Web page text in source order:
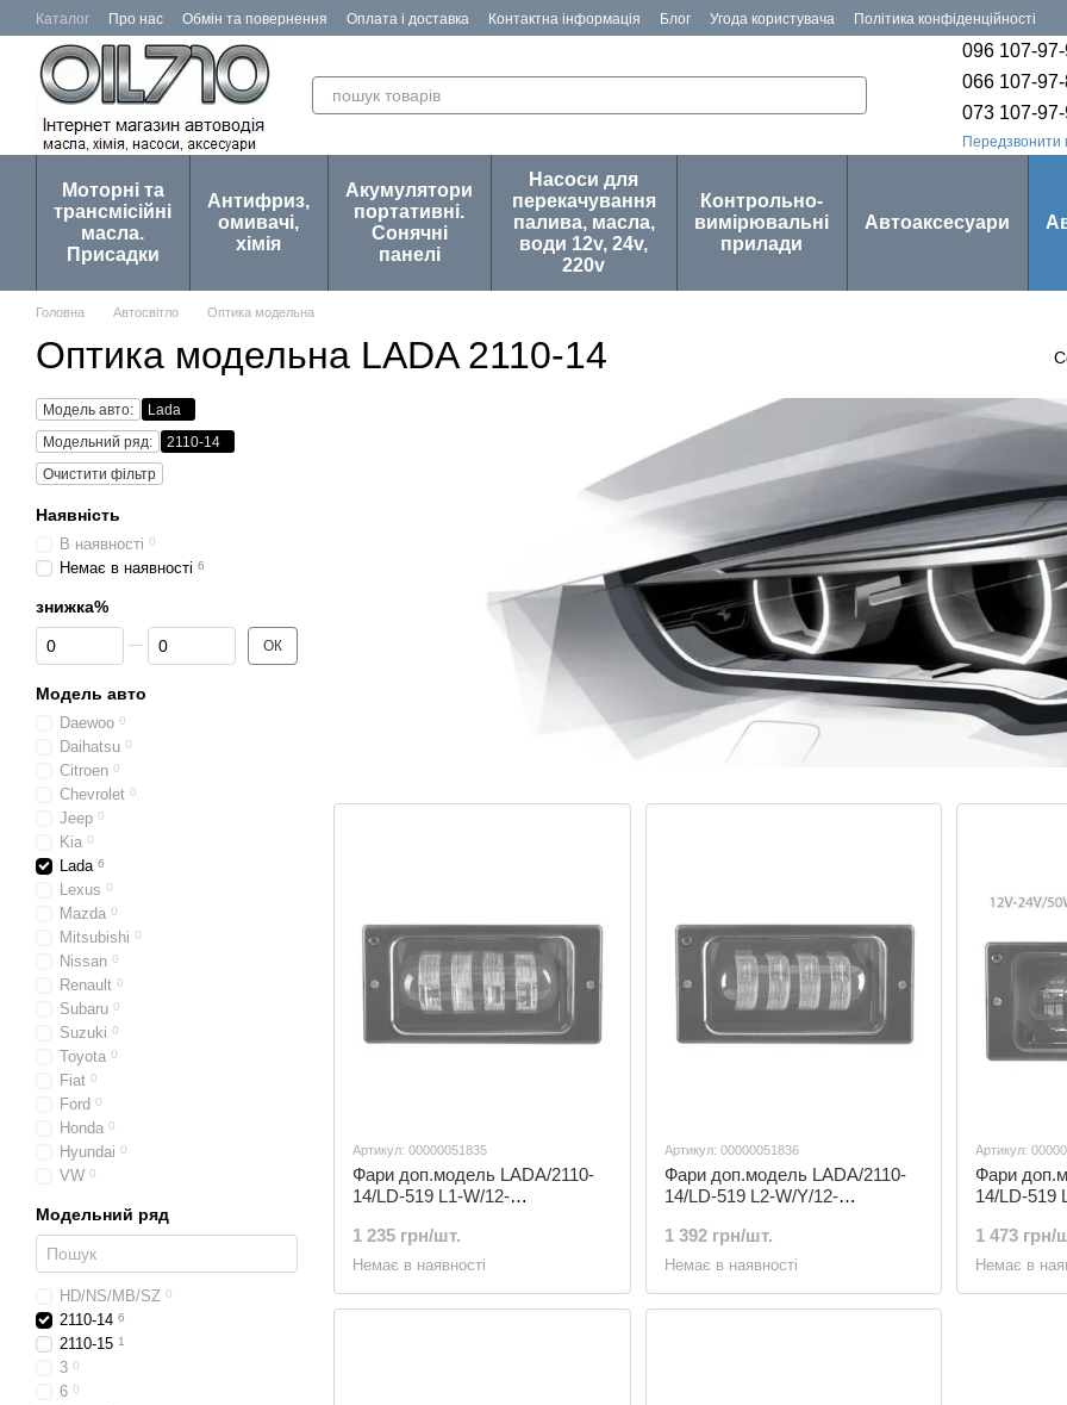
Перейти до основного контенту
Каталог Про нас Обмін та повернення Оплата і доставка Контактна інформація Блог Угода користувача
Політика конфіденційності
Відгуки про магазин
096 107-
066 107-
073 107-
Передзвонити
Моторні та
трансмісійні
масла.
Присадки
Антифриз,
омивачі,
хімія
Акумулятори
портативні.
Сонячні
панелі
Насоси для
перекачування
палива, масла,
води 12v, 24v,
220v
Контрольно-
вимірювальні
прилади
Автоаксесуари
Головна Автосвітло Оптика модельна
Оптика модельна LADA 2110-14
Артикул: 00000051835
Фари доп.модель LADA/2110-
14/LD-519 L1-W/12-
L1-W)
1 235 грн/шт.
Немає в наявності
Артикул: 00000051836
Фари доп.модель LADA/2110-
14/LD-519 L2-W/Y/12-
(LD-519 L2-W/Y)
1 392 грн/шт.
Немає в наявності
Артикул:
Фари
14/LD-519
L3-W)
1 473 грн/
Немає в
Модель авто:
Lada
Модельний ряд:
2110-14
Очистити фільтр
Наявність
В наявності 0
Немає в наявності 6
знижка%
Від знижка%
До знижка% ОК
Модель авто
Daewoo 0
Daihatsu 0
Citroen 0
Chevrolet 0
Jeep 0
Kia 0
Lada 6
Lexus 0
Mazda 0
Mitsubishi 0
Nissan 0
Renault 0
Subaru 0
Suzuki 0
Toyota 0
Fiat 0
Ford 0
Honda 0
Hyundai 0
VW 0
Модельний ряд
HD/NS/MB/SZ 0
2110-14 6
2110-15 1
3 0
6 0